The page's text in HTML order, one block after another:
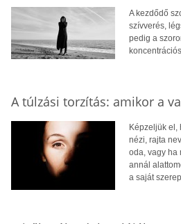
A kezdődő
szívverés,
pedig a
A túlzási torzítás: amikor a
Képzeljük el,
nézi, rajta
oda, vagy ha
annál
a saját